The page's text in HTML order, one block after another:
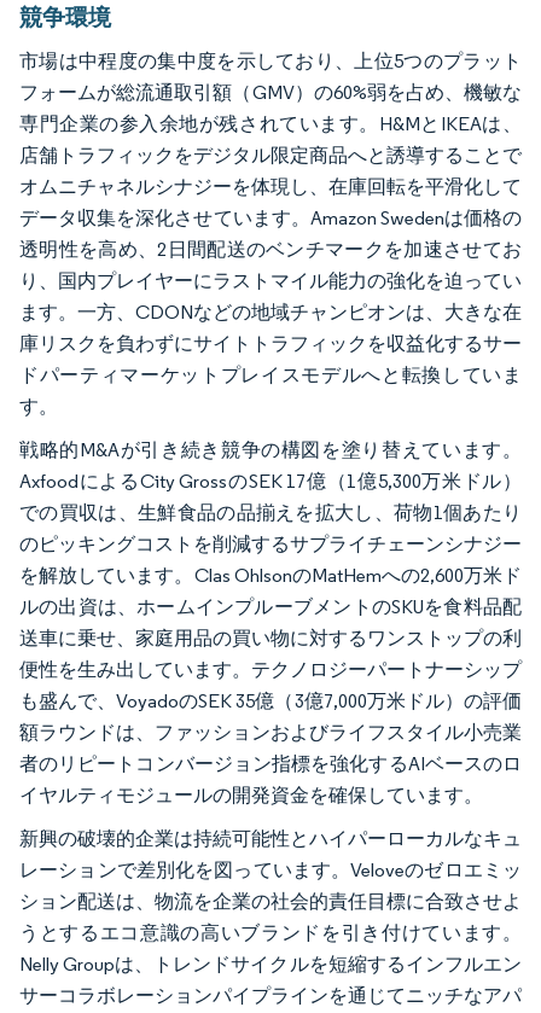
競争環境
市場は中程度の集中度を示しており、上位5つのプラット
フォームが総流通取引額（GMV）の60%弱を占め、機敏な
専門企業の参入余地が残されています。H&MとIKEAは、
店舗トラフィックをデジタル限定商品へと誘導することで
オムニチャネルシナジーを体現し、在庫回転を平滑化して
データ収集を深化させています。Amazon Swedenは価格の
透明性を高め、2日間配送のベンチマークを加速させてお
り、国内プレイヤーにラストマイル能力の強化を迫ってい
ます。一方、CDONなどの地域チャンピオンは、大きな在
庫リスクを負わずにサイトトラフィックを収益化するサー
ドパーティマーケットプレイスモデルへと転換していま
す。
戦略的M&Aが引き続き競争の構図を塗り替えています。
AxfoodによるCity GrossのSEK 17億（1億5,300万米ドル）
での買収は、生鮮食品の品揃えを拡大し、荷物1個あたり
のピッキングコストを削減するサプライチェーンシナジー
を解放しています。Clas OhlsonのMatHemへの2,600万米ド
ルの出資は、ホームインプルーブメントのSKUを食料品配
送車に乗せ、家庭用品の買い物に対するワンストップの利
便性を生み出しています。テクノロジーパートナーシップ
も盛んで、VoyadoのSEK 35億（3億7,000万米ドル）の評価
額ラウンドは、ファッションおよびライフスタイル小売業
者のリピートコンバージョン指標を強化するAIベースのロ
イヤルティモジュールの開発資金を確保しています。
新興の破壊的企業は持続可能性とハイパーローカルなキュ
レーションで差別化を図っています。Veloveのゼロエミッ
ション配送は、物流を企業の社会的責任目標に合致させよ
うとするエコ意識の高いブランドを引き付けています。
Nelly Groupは、トレンドサイクルを短縮するインフルエン
サーコラボレーションパイプラインを通じてニッチなアパ